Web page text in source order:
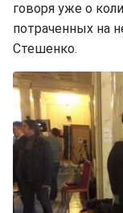
говоря уже о
потраченных на
Стешенко.